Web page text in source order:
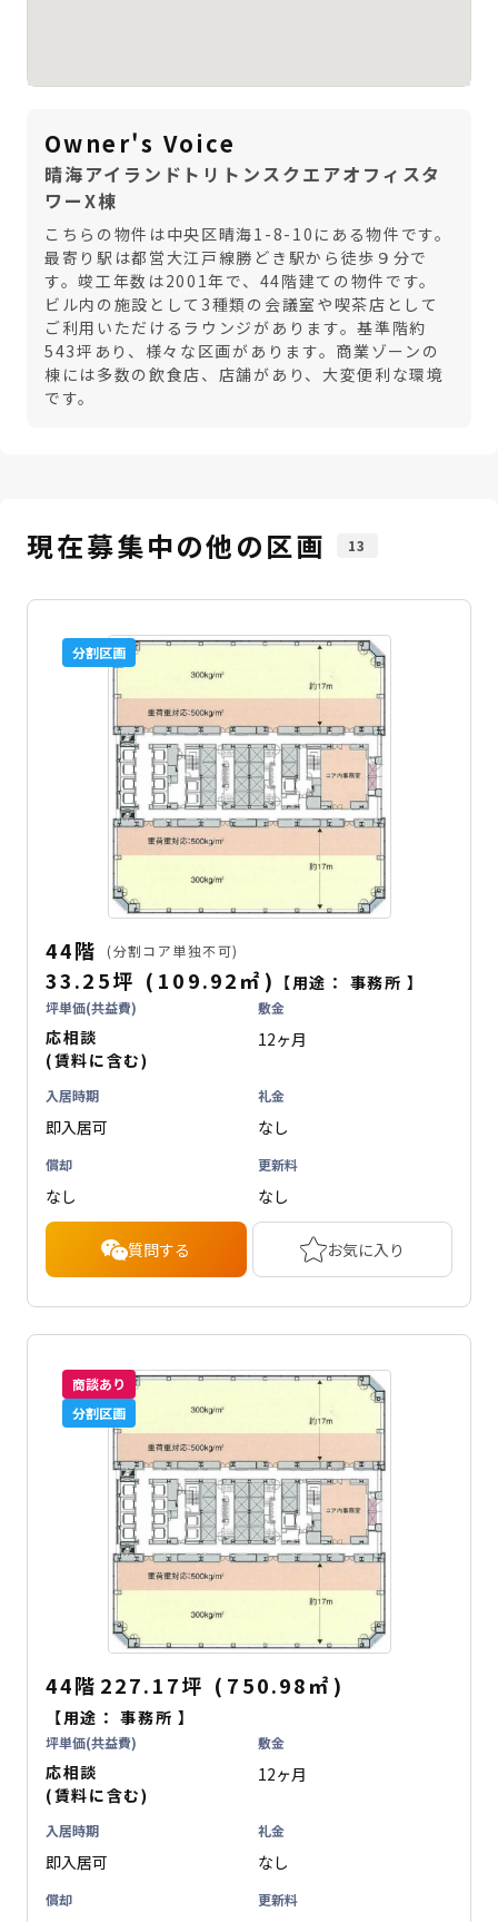
Owner's Voice
晴海アイランドトリトンスクエアオフィスタ
ワーX棟
こちらの物件は中央区晴海1-8-10にある物件です。
最寄り駅は都営大江戸線勝どき駅から徒歩９分で
す。竣工年数は2001年で、44階建ての物件です。
ビル内の施設として3種類の会議室や喫茶店として
ご利用いただけるラウンジがあります。基準階約
543坪あり、様々な区画があります。商業ゾーンの
棟には多数の飲食店、店舗があり、大変便利な環境
です。
現在募集中の他の区画 13
分割区画
44階 (分割コア単独不可)
33.25坪 ( 109.92㎡ ) 【用途： 事務所 】
坪単価(共益費)
応相談
(賃料に含む)
敷金
12ヶ月
入居時期
即入居可
礼金
なし
償却
なし
更新料
なし
質問する お気に入り
商談あり
分割区画
44階 227.17坪 ( 750.98㎡ )
【用途：事務所 】
坪単価(共益費)
応相談
(賃料に含む)
敷金
12ヶ月
入居時期
即入居可
礼金
なし
償却 更新料